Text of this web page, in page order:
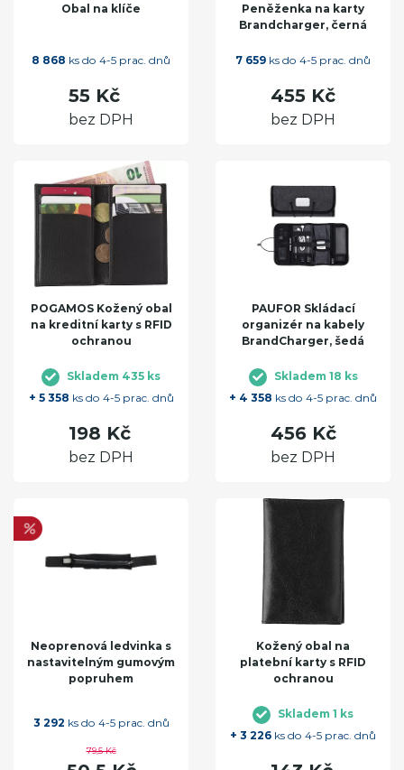
Obal na klíče
8 868 ks do 4-5 prac. dnů
55 Kč
bez DPH
Peněženka na karty
Brandcharger, černá
7 659 ks do 4-5 prac. dnů
455 Kč
bez DPH
POGAMOS Kožený obal
na kreditní karty s RFID
ochranou
Skladem 435 ks
+ 5 358 ks do 4-5 prac. dnů
198 Kč
bez DPH
PAUFOR Skládací
organizér na kabely
BrandCharger, šedá
Skladem 18 ks
+ 4 358 ks do 4-5 prac. dnů
456 Kč
bez DPH
Neoprenová ledvinka s
nastavitelným gumovým
popruhem
3 292 ks do 4-5 prac. dnů
79,5 Kč
Kožený obal na
platební karty s RFID
ochranou
Skladem 1 ks
+ 3 226 ks do 4-5 prac. dnů